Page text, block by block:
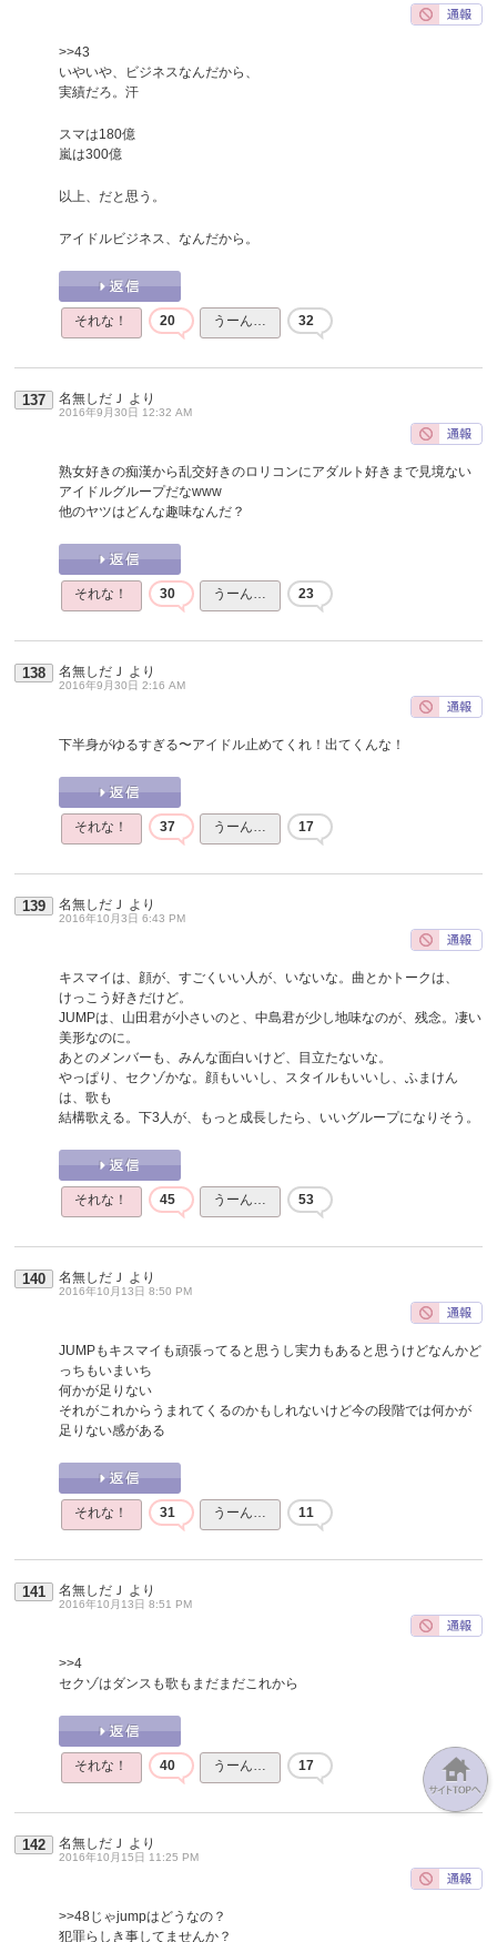
>>43
いやいや、ビジネスなんだから、
実績だろ。汗
スマは180億
嵐は300億
以上、だと思う。
アイドルビジネス、なんだから。
それな！ 20 うーん… 32
137 名無しだＪ より
2016年9月30日 12:32 AM
熟女好きの痴漢から乱交好きのロリコンにアダルト好きまで見境ない
アイドルグループだなwww
他のヤツはどんな趣味なんだ？
それな！ 30 うーん… 23
138 名無しだＪ より
2016年9月30日 2:16 AM
下半身がゆるすぎる〜アイドル止めてくれ！出てくんな！
それな！ 37 うーん… 17
139 名無しだＪ より
2016年10月3日 6:43 PM
キスマイは、顔が、すごくいい人が、いないな。曲とかトークは、
けっこう好きだけど。
JUMPは、山田君が小さいのと、中島君が少し地味なのが、残念。凄い
美形なのに。
あとのメンバーも、みんな面白いけど、目立たないな。
やっぱり、セクゾかな。顔もいいし、スタイルもいいし、ふまけん
は、歌も
結構歌える。下3人が、もっと成長したら、いいグループになりそう。
それな！ 45 うーん… 53
140 名無しだＪ より
2016年10月13日 8:50 PM
JUMPもキスマイも頑張ってると思うし実力もあると思うけどなんかど
っちもいまいち
何かが足りない
それがこれからうまれてくるのかもしれないけど今の段階では何かが
足りない感がある
それな！ 31 うーん… 11
141 名無しだＪ より
2016年10月13日 8:51 PM
>>4
セクゾはダンスも歌もまだまだこれから
それな！ 40 うーん… 17
142 名無しだＪ より
2016年10月15日 11:25 PM
>>48じゃjumpはどうなの？
犯罪らしき事してませんか？